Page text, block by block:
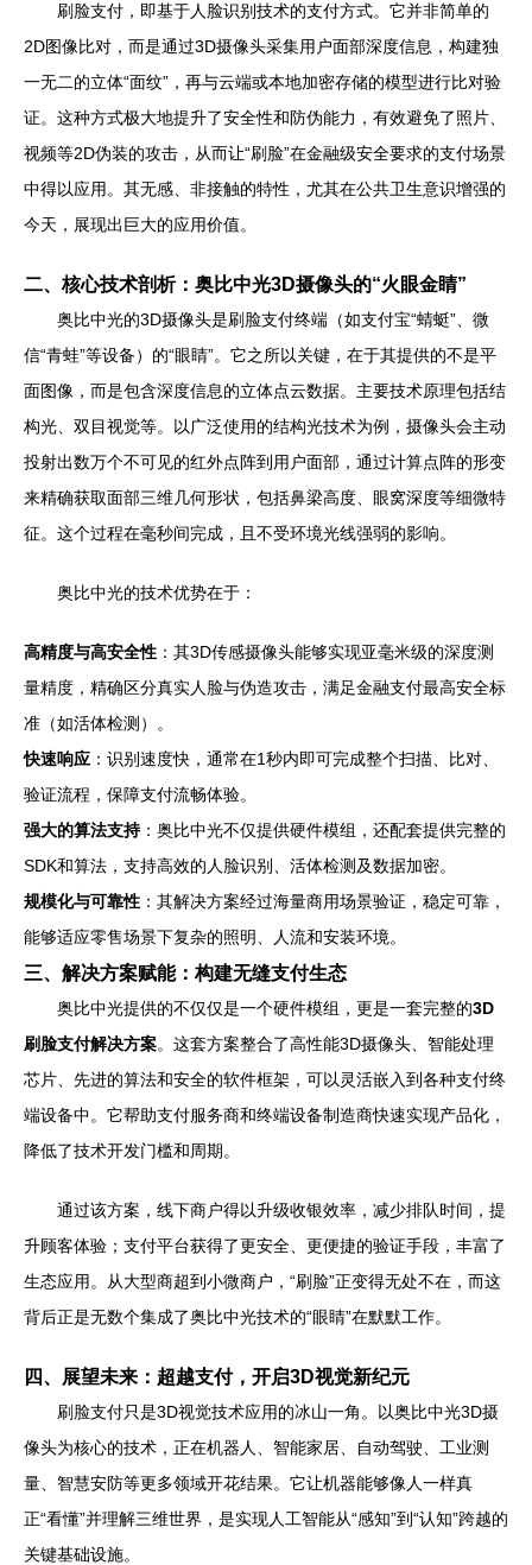
刷脸支付，即基于人脸识别技术的支付方式。它并非简单的
2D图像比对，而是通过3D摄像头采集用户面部深度信息，构建独
一无二的立体“面纹”，再与云端或本地加密存储的模型进行比对验
证。这种方式极大地提升了安全性和防伪能力，有效避免了照片、
视频等2D伪装的攻击，从而让“刷脸”在金融级安全要求的支付场景
中得以应用。其无感、非接触的特性，尤其在公共卫生意识增强的
今天，展现出巨大的应用价值。
二、核心技术剖析：奥比中光3D摄像头的“火眼金睛”
奥比中光的3D摄像头是刷脸支付终端（如支付宝“蜻蜓”、微
信“青蛙”等设备）的“眼睛”。它之所以关键，在于其提供的不是平
面图像，而是包含深度信息的立体点云数据。主要技术原理包括结
构光、双目视觉等。以广泛使用的结构光技术为例，摄像头会主动
投射出数万个不可见的红外点阵到用户面部，通过计算点阵的形变
来精确获取面部三维几何形状，包括鼻梁高度、眼窝深度等细微特
征。这个过程在毫秒间完成，且不受环境光线强弱的影响。
奥比中光的技术优势在于：
高精度与高安全性 ：其3D传感摄像头能够实现亚毫米级的深度测
量精度，精确区分真实人脸与伪造攻击，满足金融支付最高安全标
准（如活体检测）。
快速响应 ：识别速度快，通常在1秒内即可完成整个扫描、比对、
验证流程，保障支付流畅体验。
强大的算法支持：奥比中光不仅提供硬件模组，还配套提供完整的
SDK和算法，支持高效的人脸识别、活体检测及数据加密。
规模化与可靠性 ：其解决方案经过海量商用场景验证，稳定可靠，
能够适应零售场景下复杂的照明、人流和安装环境。
三、解决方案赋能：构建无缝支付生态
奥比中光提供的不仅仅是一个硬件模组，更是一套完整的3D
刷脸支付解决方案。这套方案整合了高性能3D摄像头、智能处理
芯片、先进的算法和安全的软件框架，可以灵活嵌入到各种支付终
端设备中。它帮助支付服务商和终端设备制造商快速实现产品化，
降低了技术开发门槛和周期。
通过该方案，线下商户得以升级收银效率，减少排队时间，提
升顾客体验；支付平台获得了更安全、更便捷的验证手段，丰富了
生态应用。从大型商超到小微商户，“刷脸”正变得无处不在，而这
背后正是无数个集成了奥比中光技术的“眼睛”在默默工作。
四、展望未来：超越支付，开启3D视觉新纪元
刷脸支付只是3D视觉技术应用的冰山一角。以奥比中光3D摄
像头为核心的技术，正在机器人、智能家居、自动驾驶、工业测
量、智慧安防等更多领域开花结果。它让机器能够像人一样真
正“看懂”并理解三维世界，是实现人工智能从“感知”到“认知”跨越的
关键基础设施。